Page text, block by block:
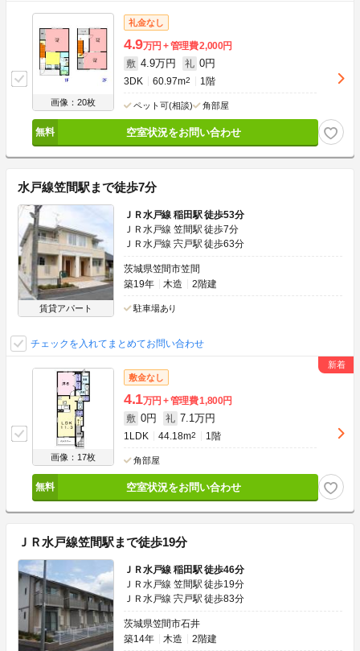
画像：20枚
礼金なし
4.9万円 管理費2,000円
敷 4.9万円 礼 0円
3DK 60.97m2 1階
ペット可(相談) 角部屋
空室状況をお問い合わせ
水戸線笠間駅まで徒歩7分
賃貸アパート
ＪＲ水戸線 稲田駅 徒歩53分
ＪＲ水戸線 笠間駅 徒歩7分
ＪＲ水戸線 宍戸駅 徒歩63分
茨城県笠間市笠間
築19年
木造 2階建
駐車場あり
チェックを入れてまとめてお問い合わせ
画像：17枚
敷金なし
4.1万円 管理費1,800円
敷 0円 礼 7.1万円
1LDK 44.18m2 1階
角部屋
空室状況をお問い合わせ
ＪＲ水戸線笠間駅まで徒歩19分
ＪＲ水戸線 稲田駅 徒歩46分
ＪＲ水戸線 笠間駅 徒歩19分
ＪＲ水戸線 宍戸駅 徒歩83分
茨城県笠間市石井
築14年
木造 2階建